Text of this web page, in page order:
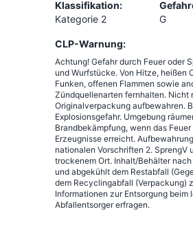
Klassifikation:
Kategorie 2
G
CLP-Warnung:
Achtung! Gefahr durch Feuer oder
und Wurfstücke. Von Hitze, heißen
Funken, offenen Flammen sowie
Zündquellenarten fernhalten. Nicht
Originalverpackung aufbewahren.
Explosionsgefahr. Umgebung
Brandbekämpfung, wenn das
Erzeugnisse erreicht.
nationalen Vorschriften 2. SprengV
trockenem Ort. Inhalt/Behälter
und abgekühlt dem Restabfall
dem Recyclingabfall (Verpackung)
Informationen zur Entsorgung beim
Abfallentsorger erfragen.